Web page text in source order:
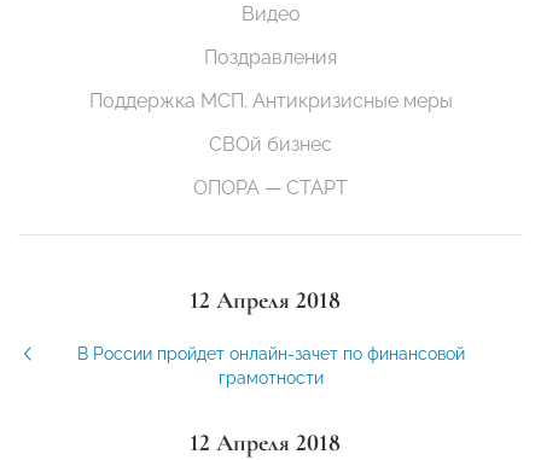
Видео
Поздравления
Поддержка МСП. Антикризисные меры
СВОй бизнес
ОПОРА — СТАРТ
12 Апреля 2018
В России пройдет онлайн-зачет по финансовой
грамотности
12 Апреля 2018